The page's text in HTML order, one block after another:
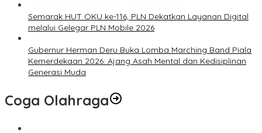
Semarak HUT OKU ke-116, PLN Dekatkan Layanan Digital
melalui Gelegar PLN Mobile 2026
Gubernur Herman Deru Buka Lomba Marching Band Piala
Kemerdekaan 2026: Ajang Asah Mental dan Kedisiplinan
Generasi Muda
Coga Olahraga